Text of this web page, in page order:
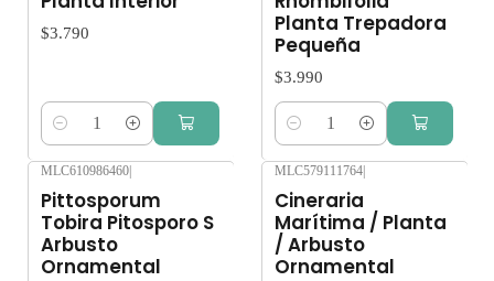
$3.790
Cantidad
Planta Trepadora
Pequeña
$3.990
Cantidad
MLC610986460|
Pittosporum
Tobira Pitosporo S
Arbusto
Ornamental
MLC579111764|
Cineraria
Marítima / Planta
/ Arbusto
Ornamental